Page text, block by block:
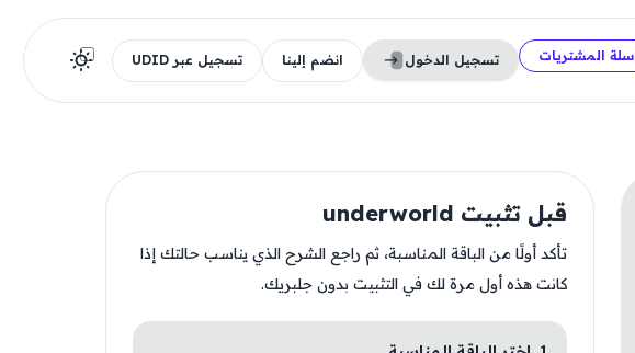
سلة المشتريات تسجيل الدخول انضم إلينا تسجيل عبر UDID
قبل تثبيت underworld
تأكد أولًا من الباقة المناسبة، ثم راجع الشرح الذي يناسب حالتك إذا
كانت هذه أول مرة لك في التثبيت بدون جلبريك.